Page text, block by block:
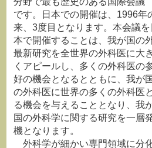
です。日本での開催は、1996年
来、3度目となります。本会議を
本で開催することは、我が国の
最新研究を全世界の外科医に大き
くアピールし、多くの外科医の
好の機会となるとともに、我が国
の外科医に世界の多くの外科医
る機会を与えることとなり、我
国の外科学に関する研究を一層
機となります。
外科学が細かい専門領域に分